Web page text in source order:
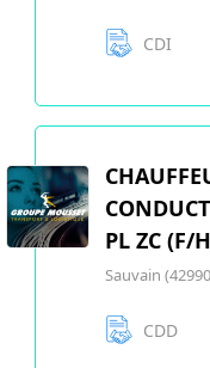
CDI
PL ZC (F/
Sauvain
CDD